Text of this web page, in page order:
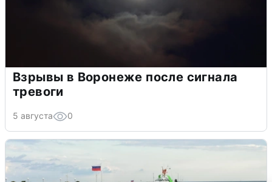
Взрывы в Воронеже после сигнала
тревоги
5 августа 0